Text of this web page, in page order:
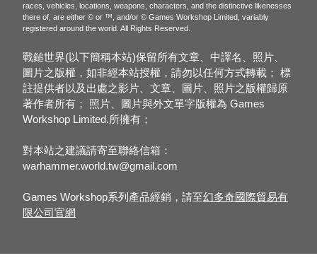
races, vehicles, locations, weapons, characters, and the distinctive likenesses
there of, are either © or ™, and/or © Games Workshop Limited, variably
registered around the world. All Rights Reserved.
戰鎚世界(以下簡稱本站)保留所有文章、中譯名、照片、
圖片之版權，如非經本站授權，請勿以任何方式轉載； 標
註提供者以及出處之影片、文章、圖片、照片之版權歸原
著作者所有； 照片、圖片與外文單字版權為 Games
Workshop Limited.所擁有；
對本站之建議請寄至聯絡信箱：
warhammer.world.tw@gmail.com
Games Workshop系列產品經銷，請至幻多奇國際貿易有
限公司官網